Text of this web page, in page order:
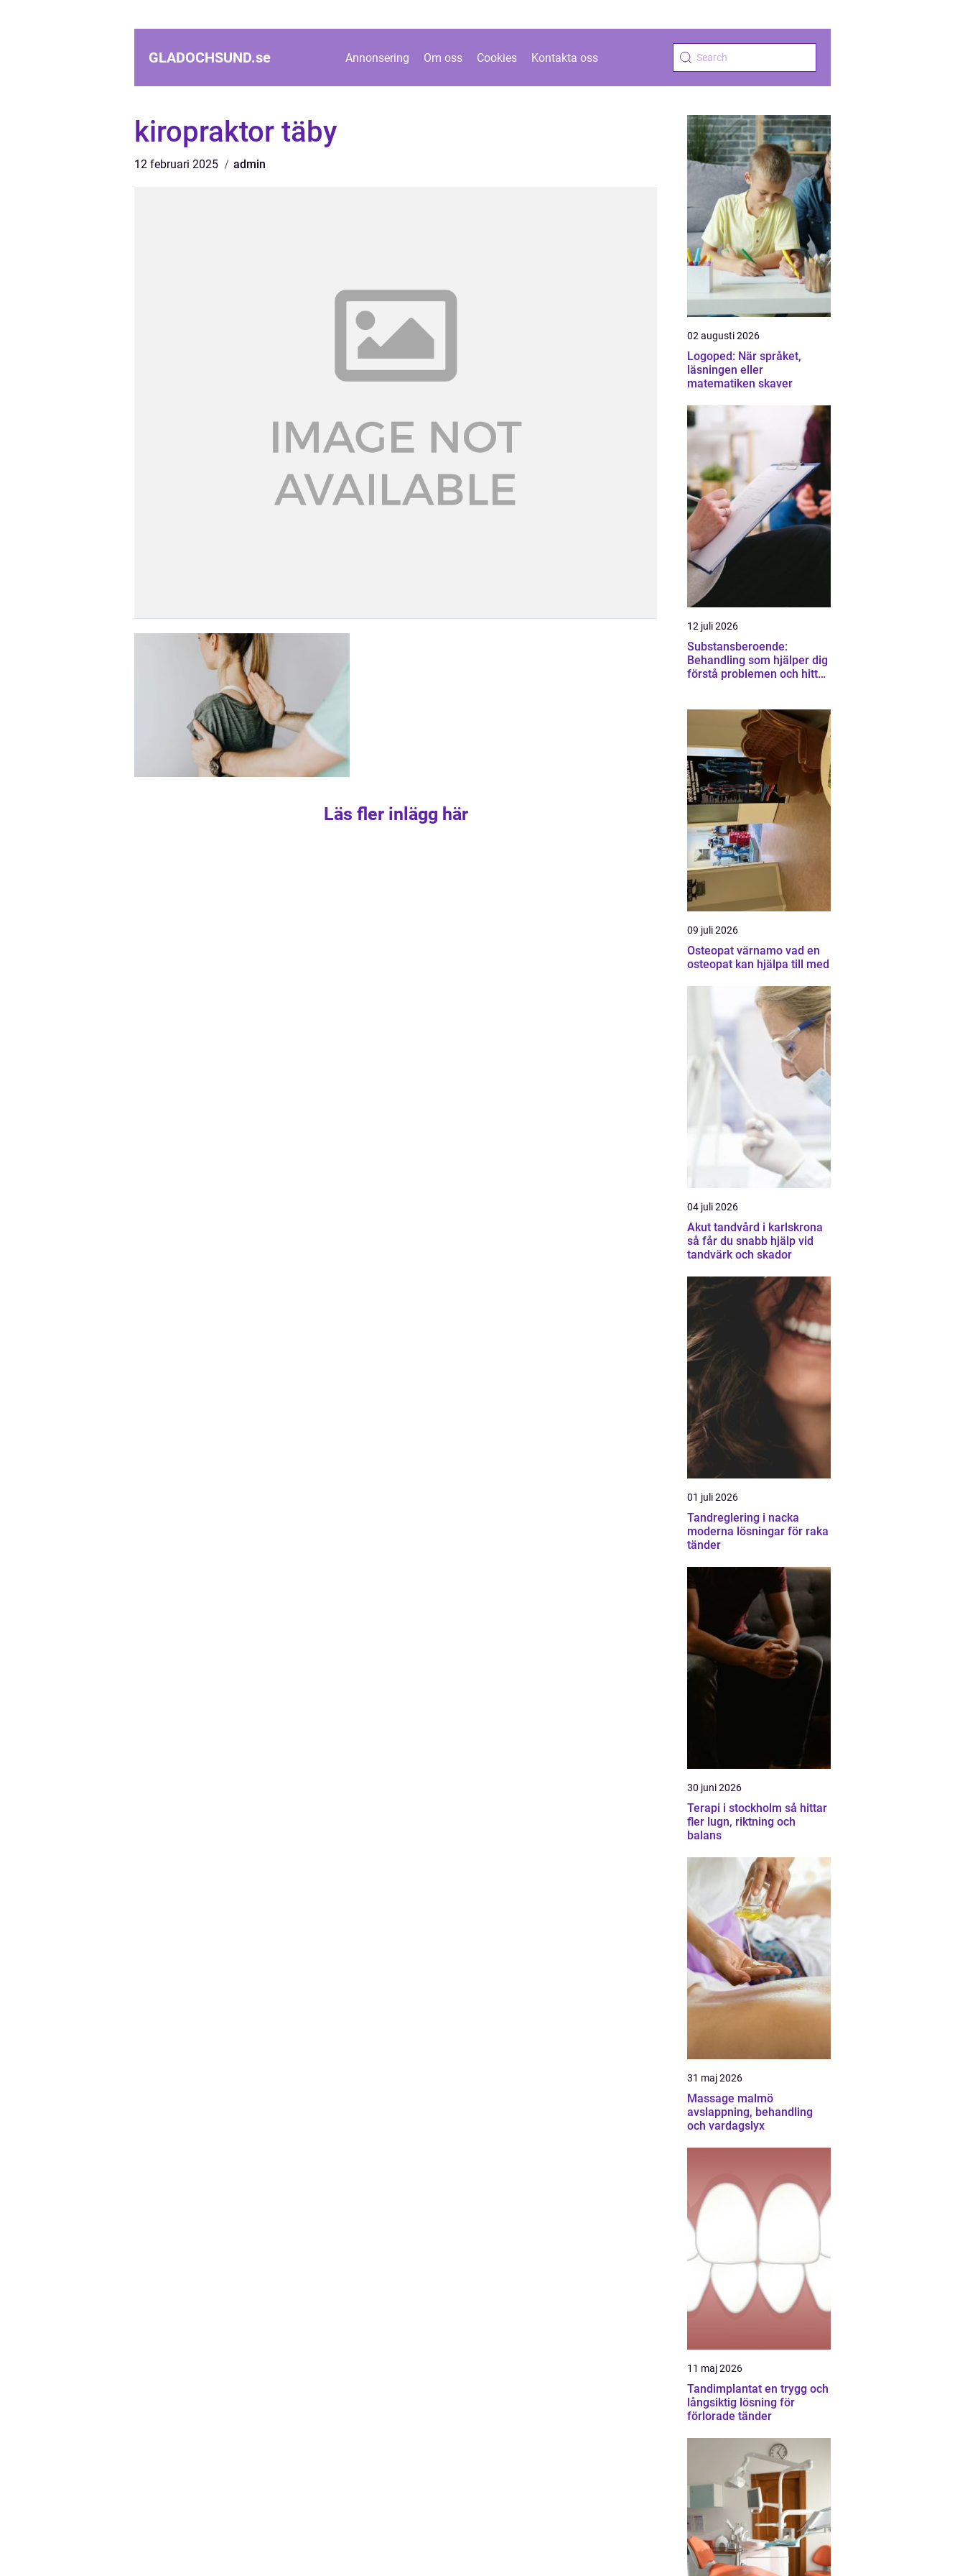
GLADOCHSUND.se Annonsering Om oss Cookies Kontakta oss
kiropraktor täby
12 februari 2025 admin
Läs fler inlägg här
02 augusti 2026
Logoped: När språket,
läsningen eller
matematiken skaver
12 juli 2026
Substansberoende:
Behandling som hjälper dig
förstå problemen och hitta
09 juli 2026
Osteopat värnamo vad en
osteopat kan hjälpa till med
04 juli 2026
Akut tandvård i karlskrona
så får du snabb hjälp vid
tandvärk och skador
01 juli 2026
Tandreglering i nacka
moderna lösningar för raka
tänder
30 juni 2026
Terapi i stockholm så hittar
fler lugn, riktning och
balans
31 maj 2026
Massage malmö
avslappning, behandling
och vardagslyx
11 maj 2026
Tandimplantat en trygg och
långsiktig lösning för
förlorade tänder